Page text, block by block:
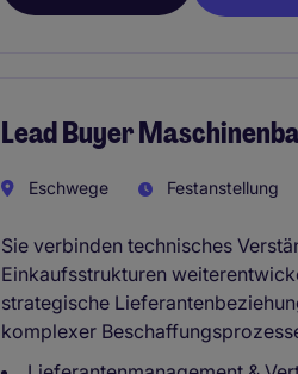
Lead Buyer
Eschwege Festanstellung
Sie verbinden technisches
Einkaufsstrukturen
strategische
komplexer